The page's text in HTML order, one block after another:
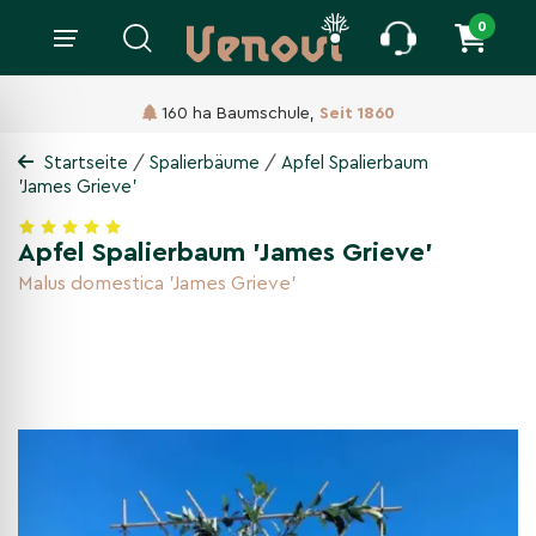
0
160 ha Baumschule, Seit 1860
Startseite / Spalierbäume / Apfel Spalierbaum
'James Grieve'
Apfel Spalierbaum 'James Grieve'
Malus domestica 'James Grieve'